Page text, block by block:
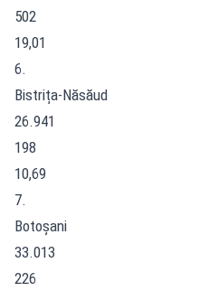
502
19,01
6.
Bistrița-Năsăud
26.941
198
10,69
7.
Botoșani
33.013
226